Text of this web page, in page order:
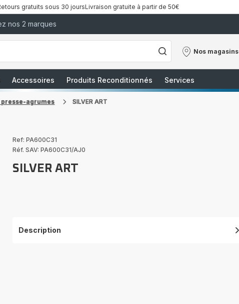
gratuits sous 30 joursLivraison gratuite à partir de 50€
nos 2 marques
Nos magasins
Nos
Accessoires Produits Reconditionnés Services
agrumes SILVER ART
Ref: PA600C31
Réf. SAV: PA600C31/AJ0
SILVER ART
Description